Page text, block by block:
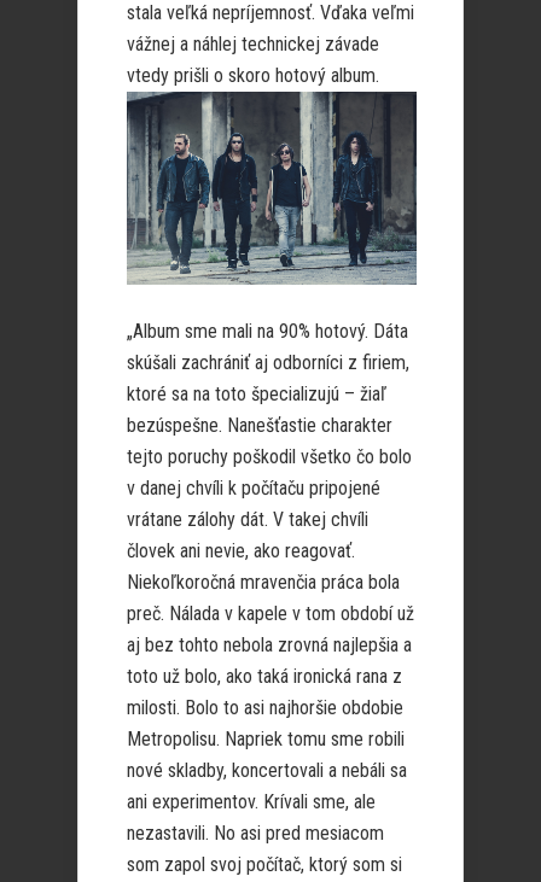
stala veľká nepríjemnosť. Vďaka veľmi
vážnej a náhlej technickej závade
vtedy prišli o skoro hotový album.
„Album sme mali na 90% hotový. Dáta
skúšali zachrániť aj odborníci z firiem,
ktoré sa na toto špecializujú – žiaľ
bezúspešne. Nanešťastie charakter
tejto poruchy poškodil všetko čo bolo
v danej chvíli k počítaču pripojené
vrátane zálohy dát. V takej chvíli
človek ani nevie, ako reagovať.
Niekoľkoročná mravenčia práca bola
preč. Nálada v kapele v tom období už
aj bez tohto nebola zrovná najlepšia a
toto už bolo, ako taká ironická rana z
milosti. Bolo to asi najhoršie obdobie
Metropolisu. Napriek tomu sme robili
nové skladby, koncertovali a nebáli sa
ani experimentov. Krívali sme, ale
nezastavili. No asi pred mesiacom
som zapol svoj počítač, ktorý som si